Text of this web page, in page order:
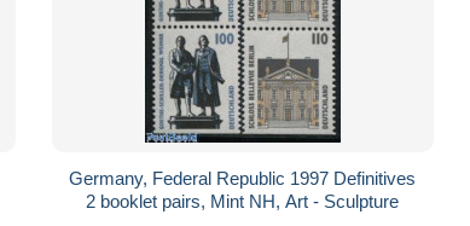
Germany, Federal Republic 1997 Definitives
2 booklet pairs, Mint NH, Art - Sculpture